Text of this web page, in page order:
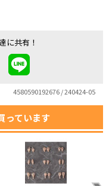
に共有！
4580590192676 / 240424-05
っています